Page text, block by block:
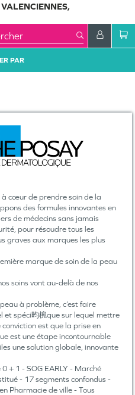
PAR
à cœur de prendre soin de la
des formules innovantes en
de médecins sans jamais
pour résoudre tous les
graves aux marques les plus
marque de soin de la peau
soins vont au-delà de nos
à problème, c’est faire
et spéci昀椀que sur lequel mettre
est que la prise en
est une étape incontournable
une solution globale, innovante
0 + 1 - SOG EARLY - Marché
- 17 segments confondus -
Pharmacie de ville - Tous